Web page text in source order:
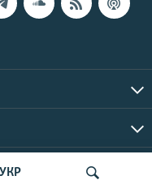
УКР| Все права защищены.